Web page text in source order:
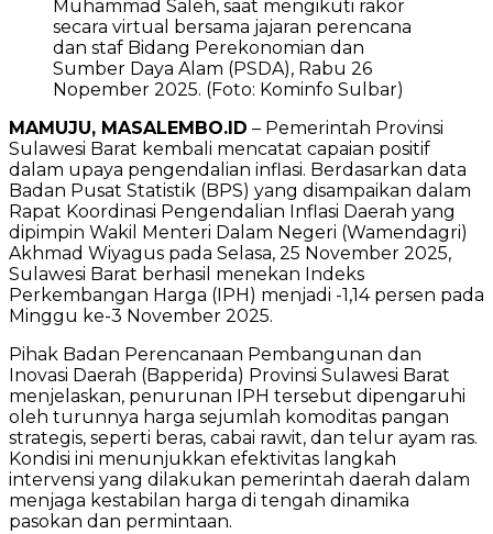
Muhammad Saleh, saat mengikuti rakor
secara virtual bersama jajaran perencana
dan staf Bidang Perekonomian dan
Sumber Daya Alam (PSDA), Rabu 26
Nopember 2025. (Foto: Kominfo Sulbar)
MAMUJU, MASALEMBO.ID – Pemerintah Provinsi
Sulawesi Barat kembali mencatat capaian positif
dalam upaya pengendalian inflasi. Berdasarkan data
Badan Pusat Statistik (BPS) yang disampaikan dalam
Rapat Koordinasi Pengendalian Inflasi Daerah yang
dipimpin Wakil Menteri Dalam Negeri (Wamendagri)
Akhmad Wiyagus pada Selasa, 25 November 2025,
Sulawesi Barat berhasil menekan Indeks
Perkembangan Harga (IPH) menjadi -1,14 persen pada
Minggu ke-3 November 2025.
Pihak Badan Perencanaan Pembangunan dan
Inovasi Daerah (Bapperida) Provinsi Sulawesi Barat
menjelaskan, penurunan IPH tersebut dipengaruhi
oleh turunnya harga sejumlah komoditas pangan
strategis, seperti beras, cabai rawit, dan telur ayam ras.
Kondisi ini menunjukkan efektivitas langkah
intervensi yang dilakukan pemerintah daerah dalam
menjaga kestabilan harga di tengah dinamika
pasokan dan permintaan.